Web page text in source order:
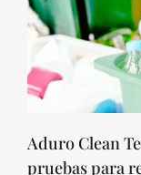
Aduro Clean
pruebas para